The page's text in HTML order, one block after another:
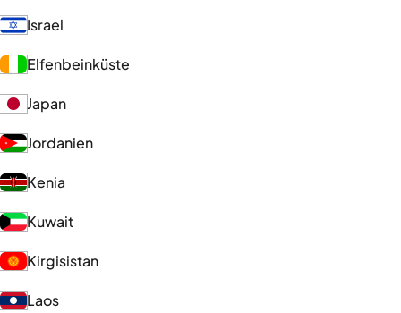
Israel
Elfenbeinküste
Japan
Jordanien
Kenia
Kuwait
Kirgisistan
Laos